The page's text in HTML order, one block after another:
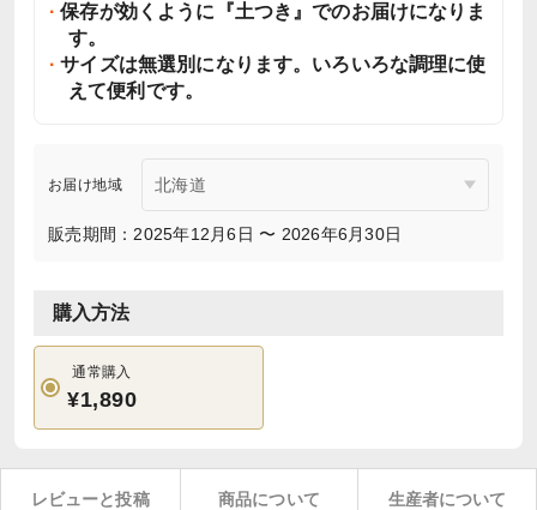
保存が効くように『土つき』でのお届けになりま
す。
サイズは無選別になります。いろいろな調理に使
えて便利です。
お届け地域
販売期間：2025年12月6日 〜 2026年6月30日
購入方法
通常購入
¥1,890
レビューと投稿 商品について 生産者について